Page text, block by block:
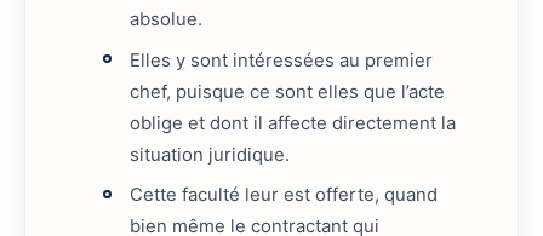
absolue.
Elles y sont intéressées au premier
chef, puisque ce sont elles que l’acte
oblige et dont il affecte directement la
situation juridique.
Cette faculté leur est offerte, quand
bien même le contractant qui